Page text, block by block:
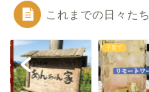
これまでの日々たち
子育て